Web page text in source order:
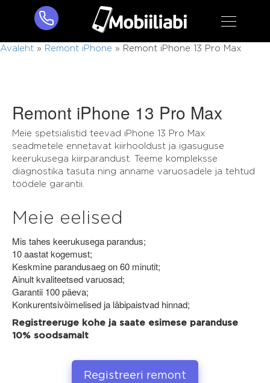
Avaleht » Remont iPhone » Remont iPhone 13 Pro Max
Remont iPhone 13 Pro Max
Meie spetsialistid teevad iPhone 13 Pro Max
seadmetele ennetavat kiirhooldust ja igasuguse
keerukusega kiirparandust. Teeme kompleksse
diagnostika tasuta ning anname varuosadele ja tehtud
töödele garantii.
Meie eelised
Mis tahes keerukusega parandus;
10 aastat kogemust;
Keskmine parandusaeg on 60 minutit;
Ainult kvaliteetsed varuosad;
Garantii 100 päeva;
Konkurentsivõimelised ja läbipaistvad hinnad;
Registreeruge kohe ja saate esimese paranduse
10% soodsamalt
Registreeri remont